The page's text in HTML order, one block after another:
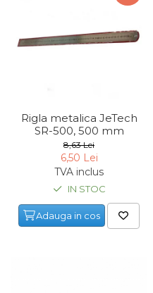
Rafturi
Baterii AA
Corpuri de Iluminat
Lanterne
Iluminare Led
Rigla metalica JeTech
SR-500, 500 mm
8,63 Lei
6,50 Lei
TVA inclus
IN STOC
Adauga in cos